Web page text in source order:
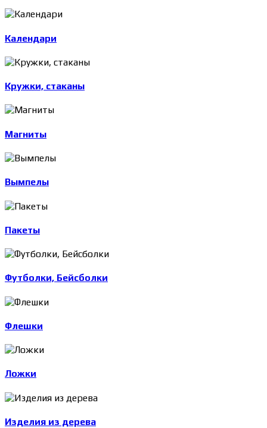
Календари
Кружки, стаканы
Магниты
Вымпелы
Пакеты
Футболки, Бейсболки
Флешки
Ложки
Изделия из дерева